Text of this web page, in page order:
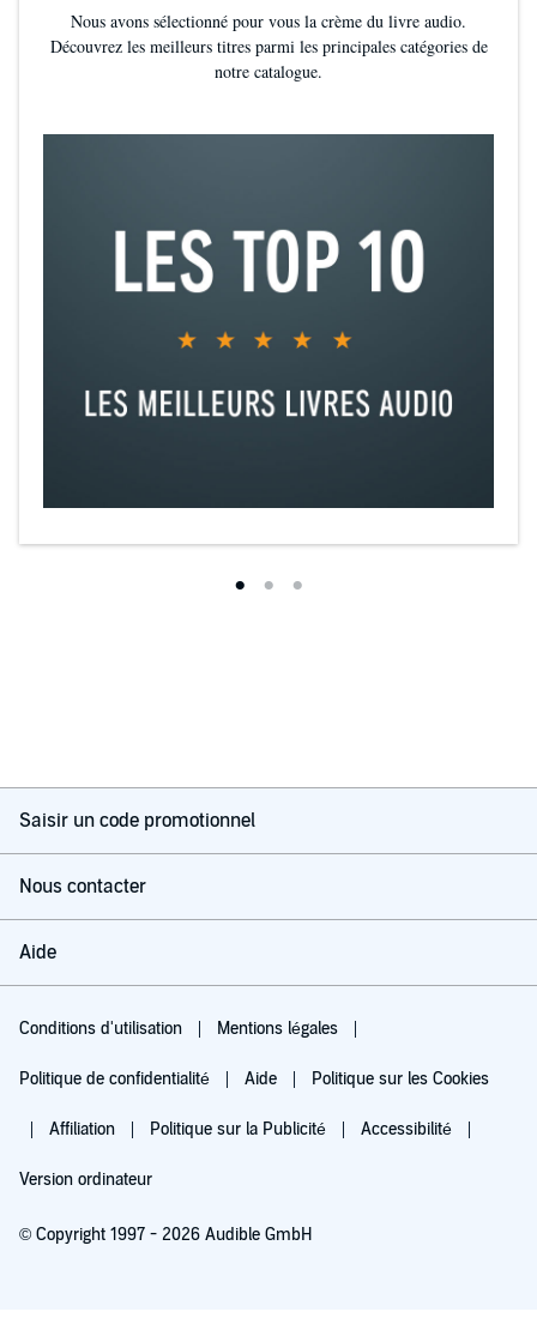
Nous avons sélectionné pour vous la crème du livre audio.
Découvrez les meilleurs titres parmi les principales catégories de
notre catalogue.
Saisir un code promotionnel
Nous contacter
Aide
Conditions d'utilisation Mentions légales
Politique de confidentialité Aide Politique sur les Cookies
Affiliation Politique sur la Publicité Accessibilité
Version ordinateur
© Copyright 1997 - 2026 Audible GmbH